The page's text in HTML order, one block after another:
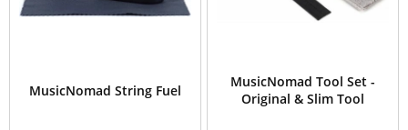
MusicNomad String Fuel
MusicNomad Tool Set -
Original & Slim Tool